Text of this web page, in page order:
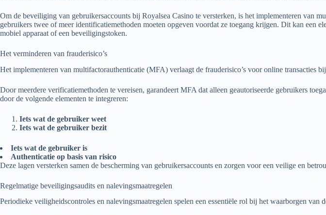
Om de beveiliging van gebruikersaccounts bij Royalsea Casino te versterken, is het implementeren van
gebruikers twee of meer identificatiemethoden moeten opgeven voordat ze toegang krijgen. Dit kan een
mobiel apparaat of een beveiligingstoken.
Het verminderen van frauderisico’s
Het implementeren van multifactorauthenticatie (MFA) verlaagt de frauderisico’s voor online transacties
Door meerdere verificatiemethoden te vereisen, garandeert MFA dat alleen geautoriseerde gebruikers
door de volgende elementen te integreren:
Iets wat de gebruiker weet
Iets wat de gebruiker bezit
Iets wat de gebruiker is
Authenticatie op basis van risico
Deze lagen versterken samen de bescherming van gebruikersaccounts en zorgen voor een veilige en
Regelmatige beveiligingsaudits en nalevingsmaatregelen
Periodieke veiligheidscontroles en nalevingsmaatregelen spelen een essentiële rol bij het waarborgen van